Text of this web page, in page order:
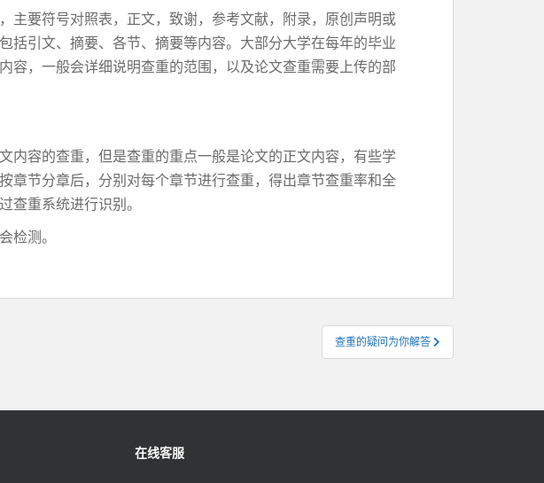
主要符号对照表，正文，致谢，参考文献，附录，原创声明或
括引文、摘要、各节、摘要等内容。大部分大学在每年的毕业
容，一般会详细说明查重的范围，以及论文查重需要上传的部
内容的查重，但是查重的重点一般是论文的正文内容，有些学
章节分章后，分别对每个章节进行查重，得出章节查重率和全
查重系统进行识别。
检测。
查重的疑问为你解答
在线客服